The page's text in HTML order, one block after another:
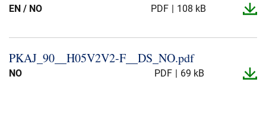
EN / NO
PDF 108 kB
PKAJ_​90_​_​H05V2V2-​F_​_​DS_​NO.​pdf
NO PDF 69 kB